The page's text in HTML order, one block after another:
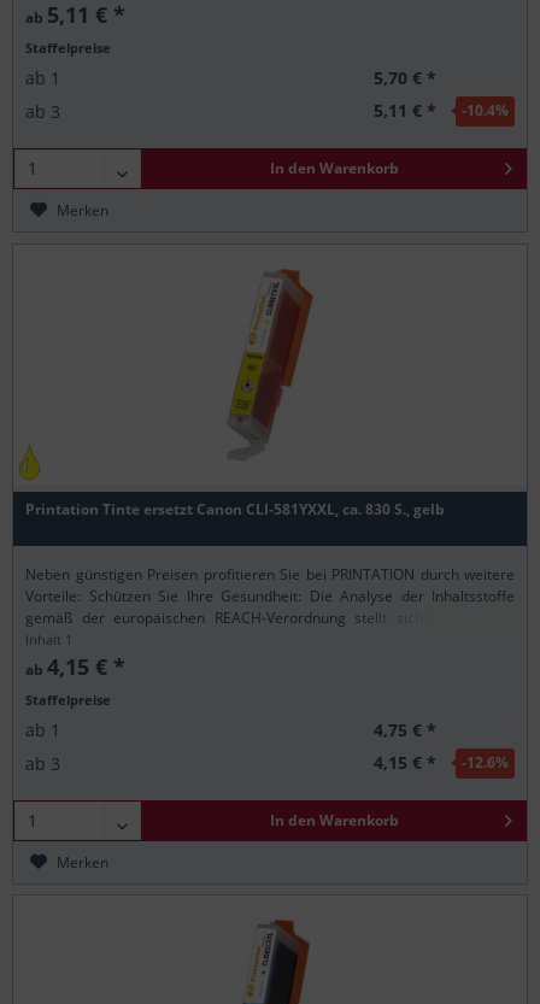
ab 5,11 € *
Staffelpreise
ab 1
5,70 € *
ab 3 5,11 € * -10.4%
In den Warenkorb
Merken
Printation Tinte ersetzt Canon CLI-581YXXL, ca. 830 S., gelb
Neben günstigen Preisen profitieren Sie bei PRINTATION durch weitere
Vorteile: Schützen Sie Ihre Gesundheit: Die Analyse der Inhaltsstoffe
gemäß der europäischen REACH-Verordnung stellt sicher, dass alle
Printation-Produkte nur...
Inhalt 1
ab4,15 € *
Staffelpreise
ab 1
4,75 € *
ab 3 4,15 € * -12.6%
In den Warenkorb
Merken